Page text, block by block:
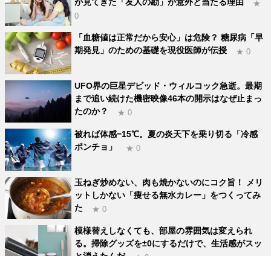
が見てきた「友人の勘」が意外と当たる理由
★
0
「血糖値は正常だから安心」は危険？ 糖尿病「早
期発見」のための基礎を現役医師が伝授
★ 0
UFO界の巨星デビッド・ウィルコック急逝。最期
まで追い続けた機密映像46本の開示はなぜ止まっ
たのか？
★ 0
被れば体感−15℃。夏の炎天下を乗り切る「冷感
ポンチョ」
★ 0
玉ねぎ炒めない、肉も焼かないのにコク旨！ メリ
ットしかない「痩せる無水カレー」をつくってみ
た
★ 0
模様替えしなくても、部屋の雰囲気は変えられ
る。掃除グッズを±0にするだけで、生活感がスッ